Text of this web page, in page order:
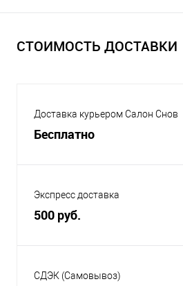
СТОИМОСТЬ ДОСТАВКИ
Доставка курьером Салон Снов
Бесплатно
Экспресс доставка
500 руб.
СДЭК (Самовывоз)